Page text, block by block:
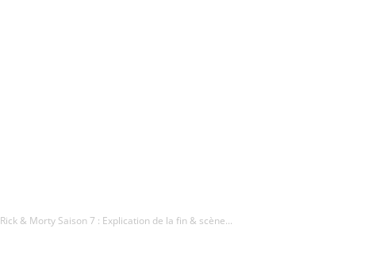
Rick & Morty Saison 7 : Explication de la fin & scène...